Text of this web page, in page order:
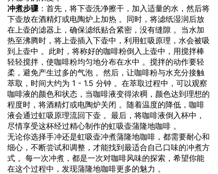
冲煮步骤 ：首先，将下壶洗净擦干，加入适量的水，然后将
下壶放在酒精灯或电陶炉上加热 。同时，将滤纸湿润后放
在上壶的滤器上，确保滤纸贴合紧密，没有缝隙 。当水加
热至沸腾时，将上壶插入下壶中，利用虹吸原理，水会被吸
到上壶中 。此时，将称好的咖啡粉倒入上壶中，用搅拌棒
轻轻搅拌，使咖啡粉均匀地分布在水中 。搅拌的动作要轻
柔，避免产生过多的气泡 。然后，让咖啡粉与水充分接触
萃取，时间大约为 1 - 1.5 分钟 。在萃取过程中，可以观察
咖啡液的颜色和状态，当咖啡液变得浓稠，颜色达到理想的
程度时，将酒精灯或电陶炉关闭 。随着温度的降低，咖啡
液会通过虹吸原理流回下壶 。最后，将咖啡液倒入杯中，
尽情享受这杯经过精心制作的虹吸壶蒲隆地咖啡 。
无论你选择手冲还是虹吸壶冲煮蒲隆地咖啡，都需要耐心和
细心，不断尝试和调整，才能找到最适合自己口味的冲煮方
式 。每一次冲煮，都是一次对咖啡风味的探索，希望你能
在这个过程中，发现蒲隆地咖啡更多的魅力 。